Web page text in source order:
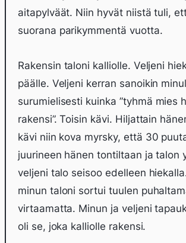
aitapylväät. Niin hyvät niistä tuli,
suorana parikymmentä vuotta.
Rakensin taloni kalliolle. Veljeni
päälle. Veljeni kerran sanoikin
surumielisesti kuinka ”tyhmä mies
rakensi”. Toisin kävi. Hiljattain
kävi niin kova myrsky, että 30
juurineen hänen tontiltaan ja talon
veljeni talo seisoo edelleen
minun taloni sortui tuulen
virtaamatta. Minun ja veljeni
oli se, joka kalliolle rakensi.